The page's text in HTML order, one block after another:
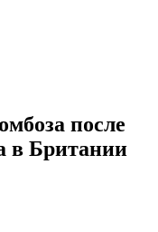
после
в Британии